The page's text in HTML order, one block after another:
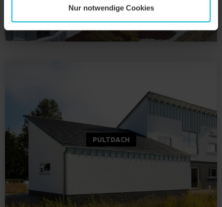
Nur notwendige Cookies
PULTDACH